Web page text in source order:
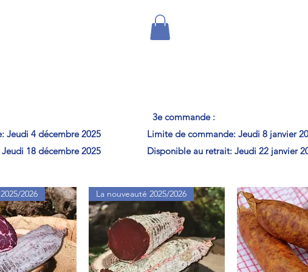
: 3e commande : 4e
Jeudi 4 décembre 2025 Limite de commande: Jeudi 8
Jeudi 18 décembre 2025 Disponible au retrait: Jeudi 22
2026 La nouveauté 2025/2026